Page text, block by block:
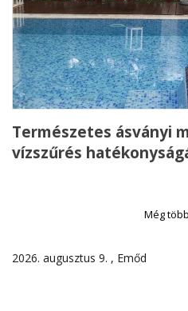
Természetes ásványi
vízszűrés
Még
2026. augusztus 9. , Emőd